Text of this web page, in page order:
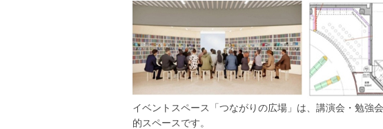
イベントスペース「つながりの広場」は、講演会・勉強
的スペースです。